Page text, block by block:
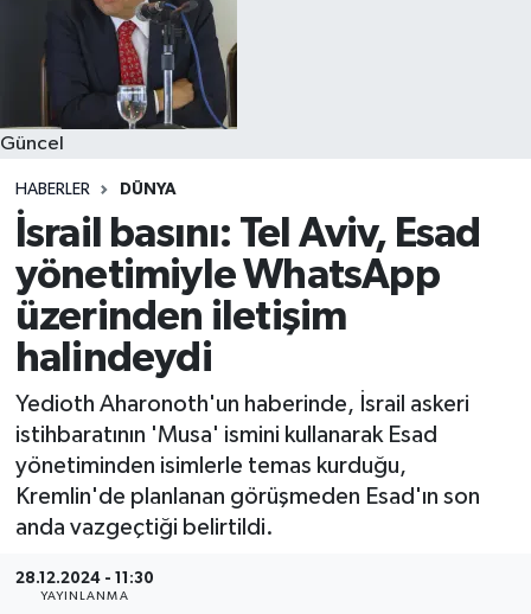
Güncel
HABERLER DÜNYA
İsrail basını: Tel Aviv, Esad
yönetimiyle WhatsApp
üzerinden iletişim
halindeydi
Yedioth Aharonoth'un haberinde, İsrail askeri
istihbaratının 'Musa' ismini kullanarak Esad
yönetiminden isimlerle temas kurduğu,
Kremlin'de planlanan görüşmeden Esad'ın son
anda vazgeçtiği belirtildi.
28.12.2024 - 11:30
YAYINLANMA